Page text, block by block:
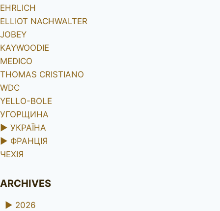
EHRLICH
ELLIOT NACHWALTER
JOBEY
KAYWOODIE
MEDICO
THOMAS CRISTIANO
WDC
YELLO-BOLE
УГОРЩИНА
► УКРАЇНА
► ФРАНЦІЯ
ЧЕХІЯ
ARCHIVES
► 2026